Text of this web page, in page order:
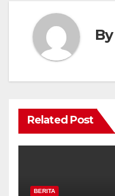
By
Related Post
BERITA